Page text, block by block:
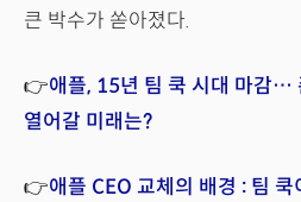
큰 박수가 쏟아졌다.
👉애플, 15년 팀 쿡 시대 마감…
열어갈 미래는?
👉애플 CEO 교체의 배경 : 팀